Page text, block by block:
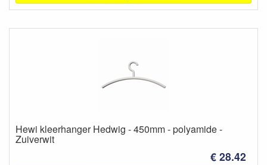
Hewi kleerhanger Hedwig - 450mm - polyamide -
Zuiverwit
€ 28.42